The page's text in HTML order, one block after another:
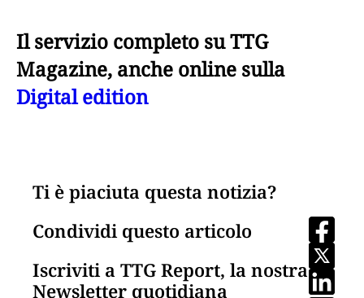
Il servizio completo su TTG
Magazine, anche online sulla
Digital edition
Ti è piaciuta questa notizia?
Condividi questo articolo
Iscriviti a TTG Report, la nostra
Newsletter quotidiana